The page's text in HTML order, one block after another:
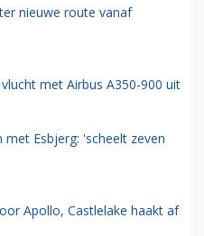
nieuwe route vanaf
met Airbus A350-900 uit
Esbjerg: 'scheelt zeven
Apollo, Castlelake haakt af